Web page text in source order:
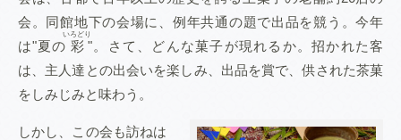
会。同館地下の会場に、例年共通の題で出品を競う。今年
は"夏の 彩
いろどり
"。さて、どんな菓子が現れるか。招かれた客
は、主人達との出会いを楽しみ、出品を賞で、供された茶菓
をしみじみと味わう。
しかし、この会も訪ねは